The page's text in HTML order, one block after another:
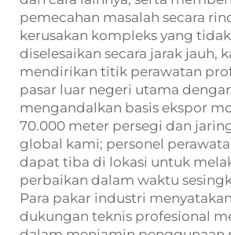
pemecahan masalah secara
kerusakan kompleks yang
diselesaikan secara jarak jauh,
mendirikan titik perawatan
pasar luar negeri utama
mengandalkan basis ekspor
70.000 meter persegi dan
global kami; personel
dapat tiba di lokasi untuk
perbaikan dalam waktu
Para pakar industri
dukungan teknis profesional